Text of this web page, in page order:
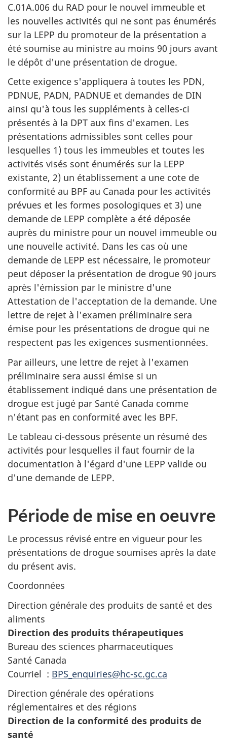
C.01A.006 du RAD pour le nouvel immeuble et
les nouvelles activités qui ne sont pas énumérés
sur la LEPP du promoteur de la présentation a
été soumise au ministre au moins 90 jours avant
le dépôt d'une présentation de drogue.
Cette exigence s'appliquera à toutes les PDN,
PDNUE, PADN, PADNUE et demandes de DIN
ainsi qu'à tous les suppléments à celles-ci
présentés à la DPT aux fins d'examen. Les
présentations admissibles sont celles pour
lesquelles 1) tous les immeubles et toutes les
activités visés sont énumérés sur la LEPP
existante, 2) un établissement a une cote de
conformité au BPF au Canada pour les activités
prévues et les formes posologiques et 3) une
demande de LEPP complète a été déposée
auprès du ministre pour un nouvel immeuble ou
une nouvelle activité. Dans les cas où une
demande de LEPP est nécessaire, le promoteur
peut déposer la présentation de drogue 90 jours
après l'émission par le ministre d'une
Attestation de l'acceptation de la demande. Une
lettre de rejet à l'examen préliminaire sera
émise pour les présentations de drogue qui ne
respectent pas les exigences susmentionnées.
Par ailleurs, une lettre de rejet à l'examen
préliminaire sera aussi émise si un
établissement indiqué dans une présentation de
drogue est jugé par Santé Canada comme
n'étant pas en conformité avec les BPF.
Le tableau ci-dessous présente un résumé des
activités pour lesquelles il faut fournir de la
documentation à l'égard d'une LEPP valide ou
d'une demande de LEPP.
Période de mise en oeuvre
Le processus révisé entre en vigueur pour les
présentations de drogue soumises après la date
du présent avis.
Coordonnées
Direction générale des produits de santé et des
aliments
Direction des produits thérapeutiques
Bureau des sciences pharmaceutiques
Santé Canada
Courriel : BPS_enquiries@hc-sc.gc.ca
Direction générale des opérations
réglementaires et des régions
Direction de la conformité des produits de
santé